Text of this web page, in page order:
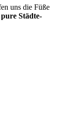
uns die Füße
Städte-